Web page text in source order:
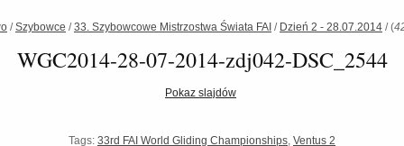
/Szybowce /33. Szybowcowe Mistrzostwa Świata FAI / Dzień 2 - 28.07.2014 /(
WGC2014-28-07-2014-zdj042-DSC_2544
Pokaz slajdów
Tags: 33rd FAI World Gliding Championships, Ventus 2